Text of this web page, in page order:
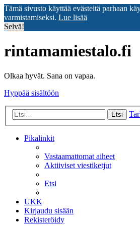
Tämä sivusto käyttää evästeitä parhaan
varmistamiseksi. Lue lisää
Selvä!
rintamamiestalo.fi
Olkaa hyvät. Sana on vapaa.
Hyppää sisältöön
Etsi
Pikalinkit
Vastaamattomat aiheet
Aktiiviset viestiketjut
Etsi
UKK
Kirjaudu sisään
Rekisteröidy